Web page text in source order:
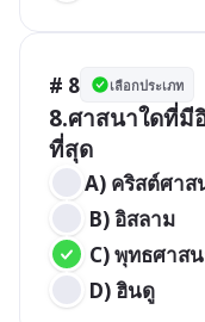
# 8 เลือกประเภท
8.ศาสนาใดที่
ที่สุด
A) คริสต์ศาส
B) อิสลาม
C) พุทธศาส
D) ฮินดู